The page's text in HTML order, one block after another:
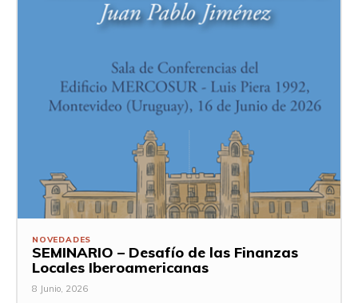
NOVEDADES
SEMINARIO – Desafío de las Finanzas
Locales Iberoamericanas
8 Junio, 2026